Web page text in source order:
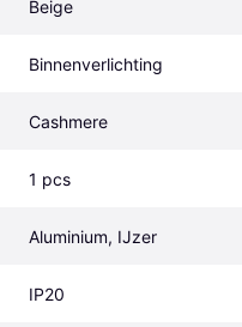
Beige
Binnenverlichting
Cashmere
1 pcs
Aluminium, IJzer
IP20